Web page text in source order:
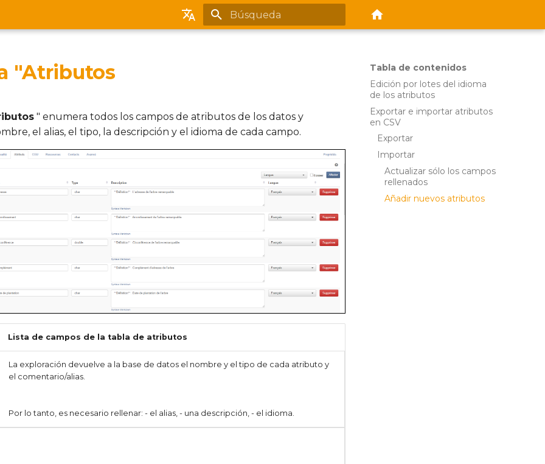
Português (brasileiro)
Tabla de contenidos
Edición por lotes del idioma
de los atributos
Exportar e importar atributos
en CSV
Exportar
Importar
Actualizar sólo los campos
rellenados
Añadir nuevos atributos
"Atributos
" enumera todos los campos de atributos de los datos y
el alias, el tipo, la descripción y el idioma de cada campo.
Lista de campos de la tabla de atributos
La exploración devuelve a la base de datos el nombre y el tipo de cada atributo y
el comentario/alias.
Por lo tanto, es necesario rellenar: - el alias, - una descripción, - el idioma.